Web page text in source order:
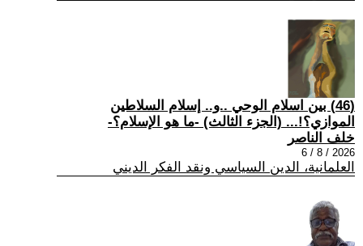
(46) بين اسلام الوحي ..و.. إسلام السلاطين
الموازي؟!... (الجزء الثالث) -ما هو الإسلام؟-
خلف الناصر
2026 / 8 / 6
العلمانية، الدين السياسي ونقد الفكر الديني